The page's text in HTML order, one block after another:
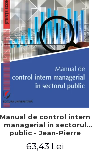
Manual de control intern
managerial in sectorul
public - Jean-Pierre
63,43 Lei